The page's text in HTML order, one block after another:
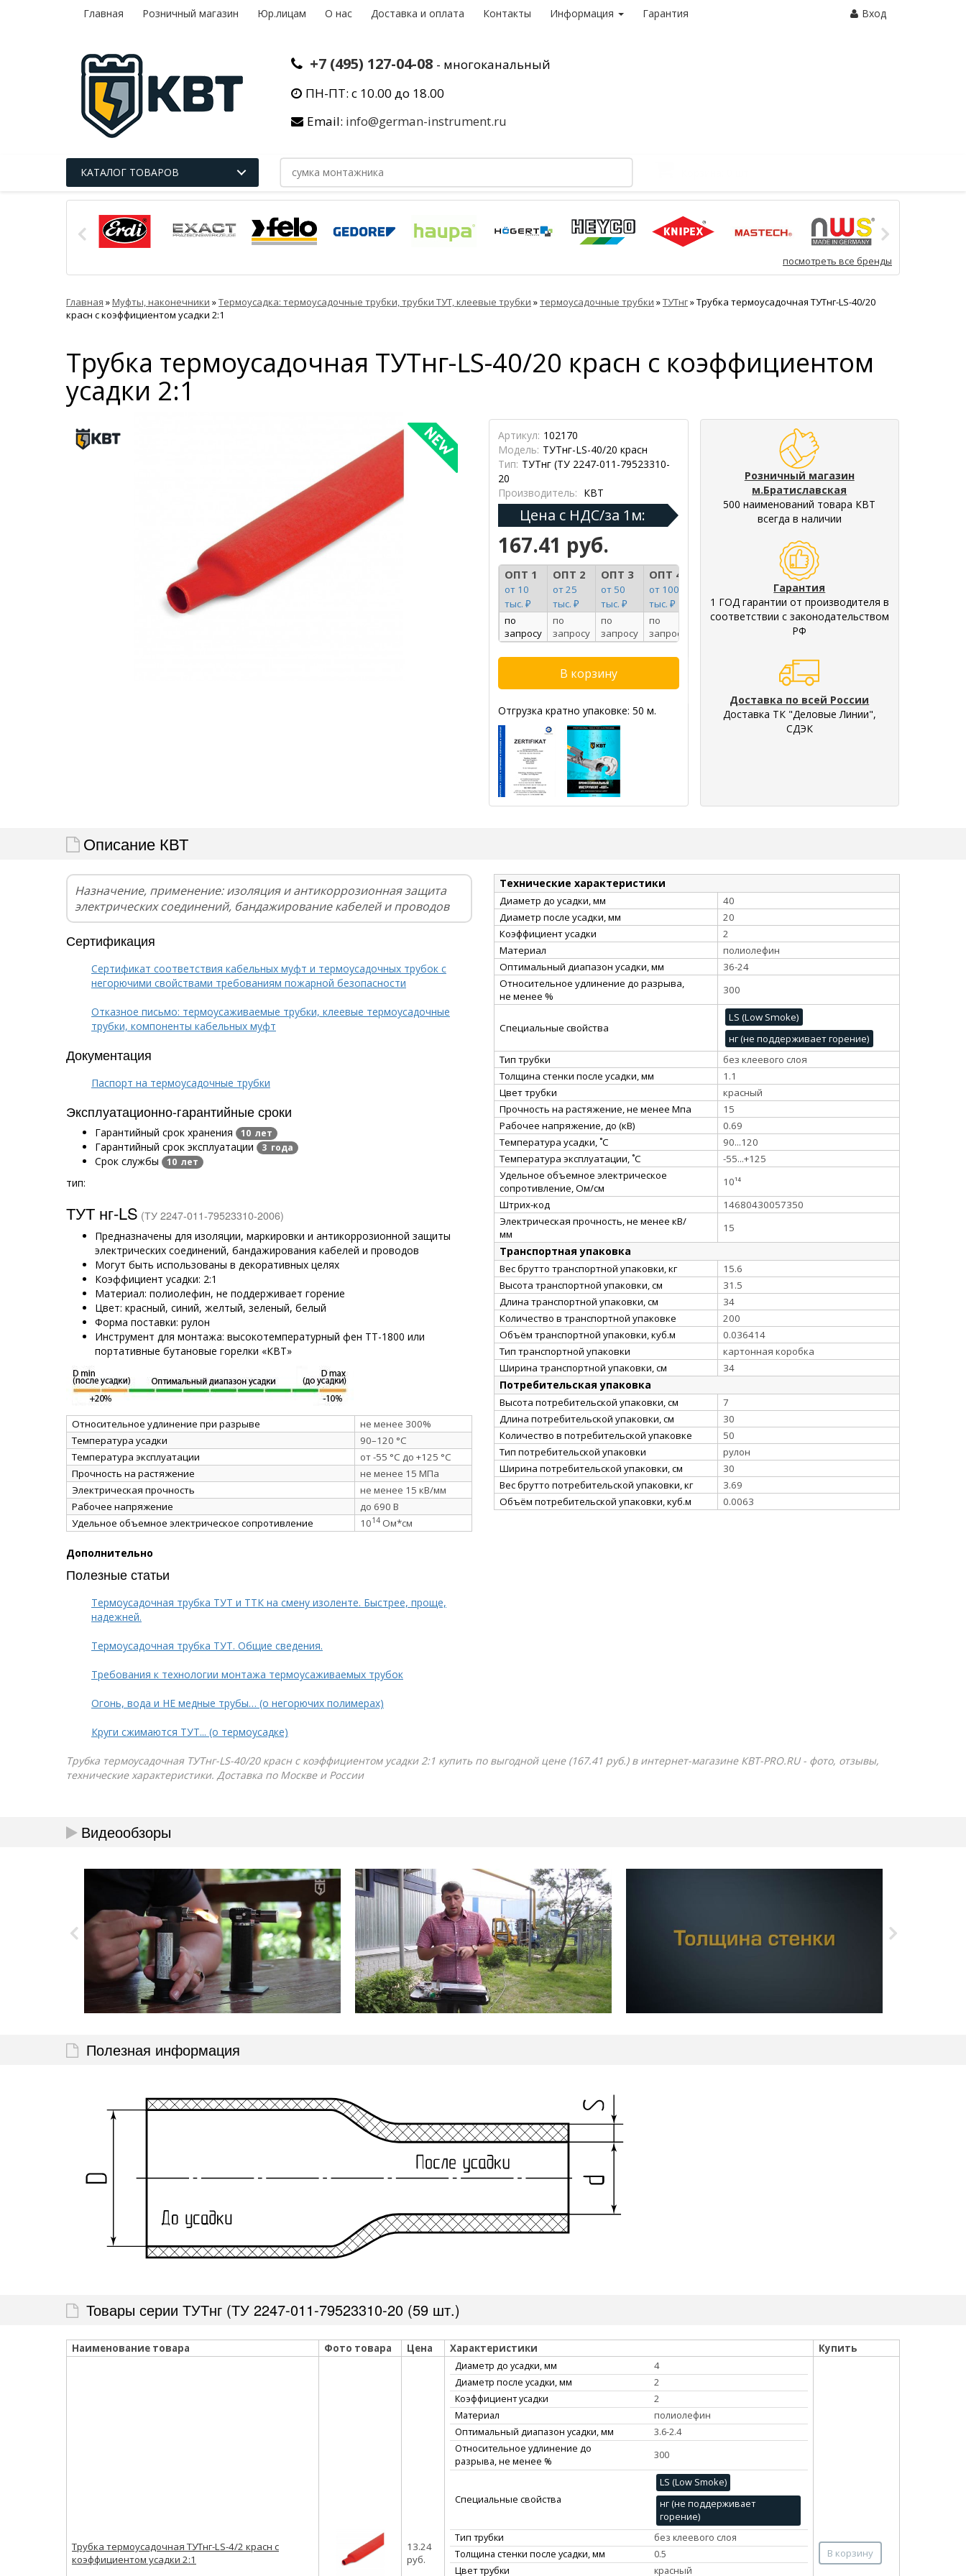
Главная Розничный магазин Юр.лицам О нас Доставка и оплата Контакты Информация Гарантия Вход
+7 (495) 127-04-08 - многоканальный
ПН-ПТ: с 10.00 до 18.00
Email: info@german-instrument.ru
КАТАЛОГ ТОВАРОВ
посмотреть все бренды
Главная »Муфты, наконечники »Термоусадка: термоусадочные трубки, трубки ТУТ, клеевые трубки »термоусадочные трубки »ТУТнг»Трубка термоусадочная ТУТнг-LS-40/20
красн с коэффициентом усадки 2:1
Трубка термоусадочная ТУТнг-LS-40/20 красн с коэффициентом
усадки 2:1
Артикул: 102170
Модель: ТУТнг-LS-40/20 красн
Тип: ТУТнг (ТУ 2247-011-79523310-
20
Производитель: КВТ
Цена с НДС/за 1м:
167.41 руб.
ОПТ 1
от 10
тыс. ₽
ОПТ 2
от 25
тыс. ₽
ОПТ 3
от 50
тыс. ₽
ОПТ 4
от 100
тыс. ₽
по
запросу
по
запросу
по
запросу
по
запросу
Отгрузка кратно упаковке: 50 м.
Розничный магазин
м.Братиславская
500 наименований товара КВТ
всегда в наличии
Гарантия
1 ГОД гарантии от производителя в
соответствии с законодательством
РФ
Доставка по всей России
Доставка ТК "Деловые Линии",
СДЭК
Описание КВТ
Назначение, применение: изоляция и антикоррозионная защита
электрических соединений, бандажирование кабелей и проводов
Сертификация
Сертификат соответствия кабельных муфт и термоусадочных трубок с
негорючими свойствами требованиям пожарной безопасности
Отказное письмо: термоусаживаемые трубки, клеевые термоусадочные
трубки, компоненты кабельных муфт
Документация
Паспорт на термоусадочные трубки
Эксплуатационно-гарантийные сроки
Гарантийный срок хранения 10 лет
Гарантийный срок эксплуатации 3 года
Срок службы 10 лет
тип:
ТУТ нг-LS (ТУ 2247-011-79523310-2006)
Предназначены для изоляции, маркировки и антикоррозионной защиты
электрических соединений, бандажирования кабелей и проводов
Могут быть использованы в декоративных целях
Коэффициент усадки: 2:1
Материал: полиолефин, не поддерживает горение
Цвет: красный, синий, желтый, зеленый, белый
Форма поставки: рулон
Инструмент для монтажа: высокотемпературный фен ТТ-1800 или
портативные бутановые горелки «КВТ»
Относительное удлинение при разрыве
не менее 300%
Температура усадки
90–120 °C
Температура эксплуатации
от -55 °C до +125 °C
Прочность на растяжение
не менее 15 МПа
Электрическая прочность
не менее 15 кВ/мм
Рабочее напряжение
до 690 В
Удельное объемное электрическое сопротивление
1014 Ом*см
Дополнительно
Полезные статьи
Термоусадочная трубка ТУТ и ТТК на смену изоленте. Быстрее, проще,
надежней.
Термоусадочная трубка ТУТ. Общие сведения.
Требования к технологии монтажа термоусаживаемых трубок
Огонь, вода и НЕ медные трубы… (о негорючих полимерах)
Круги сжимаются ТУТ... (о термоусадке)
Технические характеристики
Диаметр до усадки, мм
40
Диаметр после усадки, мм
20
Коэффициент усадки
2
Материал
полиолефин
Оптимальный диапазон усадки, мм
36-24
Относительное удлинение до разрыва,
не менее %
300
Специальные свойства
LS (Low Smoke)
нг (не поддерживает горение)
Тип трубки
без клеевого слоя
Толщина стенки после усадки, мм
1.1
Цвет трубки
красный
Прочность на растяжение, не менее Мпа
15
Рабочее напряжение, до (кВ)
0.69
Температура усадки, ˚С
90...120
Температура эксплуатации, ˚С
-55...+125
Удельное объемное электрическое
сопротивление, Ом/см
10¹⁴
Штрих-код
14680430057350
Электрическая прочность, не менее кВ/
мм
15
Транспортная упаковка
Вес брутто транспортной упаковки, кг
15.6
Высота транспортной упаковки, см
31.5
Длина транспортной упаковки, см
34
Количество в транспортной упаковке
200
Объём транспортной упаковки, куб.м
0.036414
Тип транспортной упаковки
картонная коробка
Ширина транспортной упаковки, см
34
Потребительская упаковка
Высота потребительской упаковки, см
7
Длина потребительской упаковки, см
30
Количество в потребительской упаковке
50
Тип потребительской упаковки
рулон
Ширина потребительской упаковки, см
30
Вес брутто потребительской упаковки, кг
3.69
Объём потребительской упаковки, куб.м
0.0063
Трубка термоусадочная ТУТнг-LS-40/20 красн с коэффициентом усадки 2:1 купить по выгодной цене (167.41 руб.) в интернет-магазине КВТ-PRO.RU - фото, отзывы,
технические характеристики. Доставка по Москве и России
Видеообзоры
Полезная информация
Товары серии ТУТнг (ТУ 2247-011-79523310-20 (59 шт.)
Наименование товара Фото товара Цена Характеристики Купить
Трубка термоусадочная ТУТнг-LS-4/2 красн с
коэффициентом усадки 2:1
13.24
руб.
Диаметр до усадки, мм
4
Диаметр после усадки, мм
2
Коэффициент усадки
2
Материал
полиолефин
Оптимальный диапазон усадки, мм
3.6-2.4
Относительное удлинение до
разрыва, не менее %
300
Специальные свойства
LS (Low Smoke)
нг (не поддерживает
горение)
Тип трубки
без клеевого слоя
Толщина стенки после усадки, мм
0.5
Цвет трубки
красный
В корзину